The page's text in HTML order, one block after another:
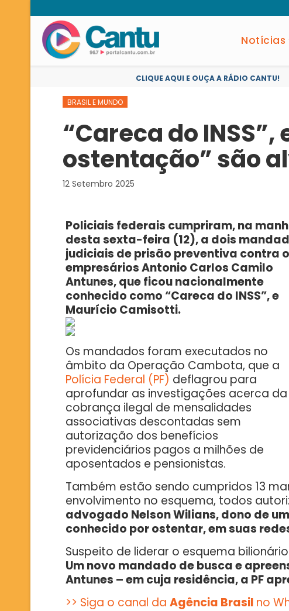
Notícias
CLIQUE AQUI E OUÇA A RÁDIO CANTU!
BRASIL E MUNDO
“Careca do
ostentação” são
12 Setembro 2025
Policiais federais cumpriram, na
desta sexta-feira (12), a dois
judiciais de prisão preventiva contra
empresários Antonio Carlos Camilo
Antunes, que ficou nacionalmente
conhecido como “Careca do INSS”, e
Maurício Camisotti.
Os mandados foram executados no
âmbito da Operação Cambota, que a
Polícia Federal (PF) deflagrou para
aprofundar as investigações acerca da
cobrança ilegal de mensalidades
associativas descontadas sem
autorização dos benefícios
previdenciários pagos a milhões de
aposentados e pensionistas.
Também estão sendo cumpridos 13
envolvimento no esquema, todos
advogado Nelson Wilians, dono de
conhecido por ostentar, em suas
Suspeito de liderar o esquema
Um novo mandado de busca e
Antunes – em cuja residência, a PF
>> Siga o canal da Agência Brasil no